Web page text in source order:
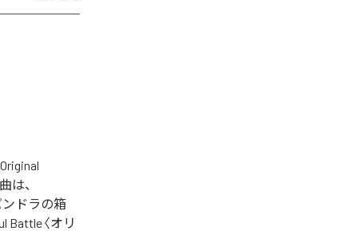
は、
ンドラの箱
Battle〈オリ